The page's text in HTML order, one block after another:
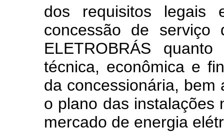
dos requisitos legais
concessão de serviço
ELETROBRÁS
técnica, econômica e
da concessionária, bem
o plano das instalações
mercado de energia